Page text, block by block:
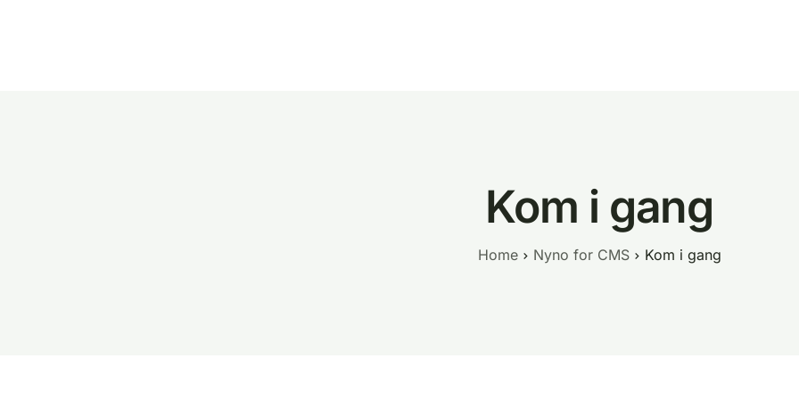
Kom i gang
Home Nyno for CMS Kom i gang